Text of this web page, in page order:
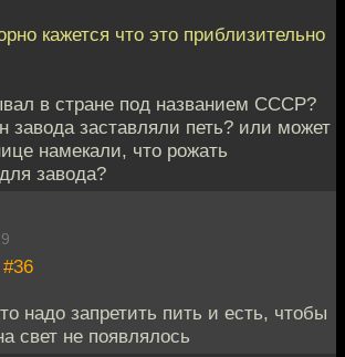
кажется что это приблизительно
в стране под названием СССР?
завода заставляли петь? или может
намекали, что рожать
завода?
#36
надо запретить пить и есть, чтобы
свет не появлялось